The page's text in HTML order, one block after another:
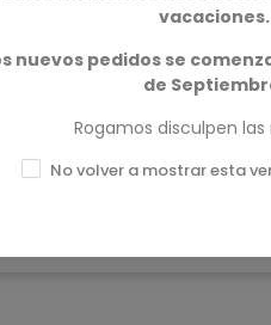
vacaciones.
nuevos pedidos se
de
Rogamos disculpen las
No volver a mostrar esta